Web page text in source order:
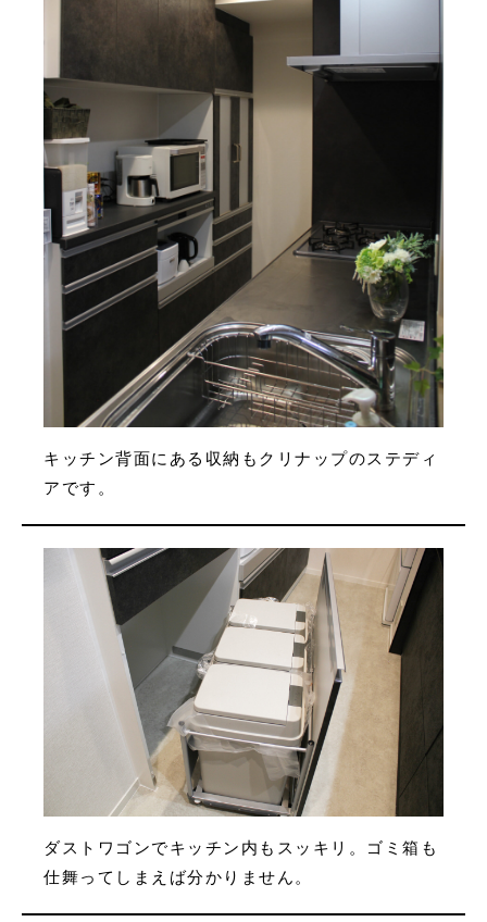
キッチン背面にある収納もクリナップのステディ
アです。
ダストワゴンでキッチン内もスッキリ。ゴミ箱も
仕舞ってしまえば分かりません。